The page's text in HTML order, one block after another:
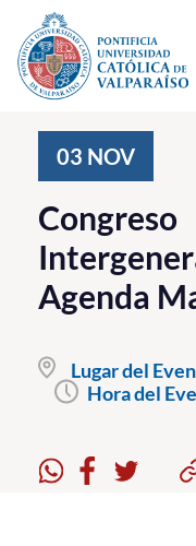
Click acá para ir
Investigación,
PUCV Internacional
Vinculación con el
Pregrado
Formación Continua
03 NOV
Congreso
Agenda
Lugar del
Hora del